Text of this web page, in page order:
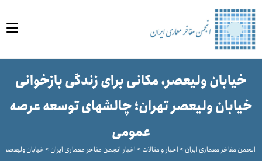
خیابان ولیعصر، مکانی برای زندگی بازخوانی
خيابان وليعصر تهران؛ چالش‏های توسعه عرصه
عمومی
مفاخر معماری ایران>اخبار و مقالات>اخبار انجمن مفاخر معماری ایران>خیابان ولیعصر،